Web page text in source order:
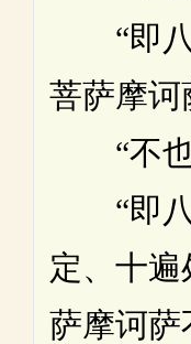
“即八
菩萨摩诃
“不也
“即八
定、十
萨摩诃萨